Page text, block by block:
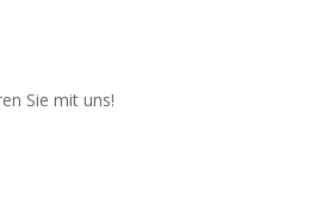
Sie mit uns!